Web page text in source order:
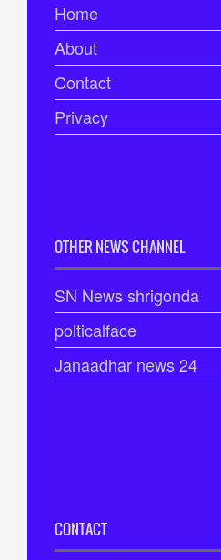
Home
About
Contact
Privacy
OTHER NEWS CHANNEL
SN News shrigonda
polticalface
Janaadhar news 24
CONTACT